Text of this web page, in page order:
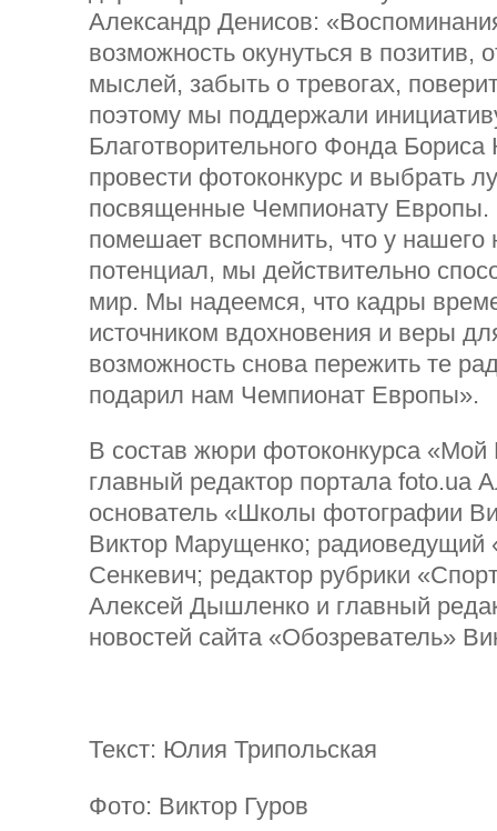
Александр Денисов:
возможность окунуться в позитив,
мыслей, забыть о тревогах,
поэтому мы поддержали
Благотворительного Фонда Бориса
провести фотоконкурс и выбрать
посвященные Чемпионату
помешает вспомнить, что у нашего
потенциал, мы действительно
мир. Мы надеемся, что кадры
источником вдохновения и веры
возможность снова пережить те
подарил нам Чемпионат Европы».
В состав жюри фотоконкурса
главный редактор портала foto.ua
основатель «Школы фотографии
Виктор Марущенко; радиоведущий
Сенкевич; редактор рубрики
Алексей Дышленко и главный
новостей сайта «Обозреватель»
Текст: Юлия Трипольская
Фото: Виктор Гуров